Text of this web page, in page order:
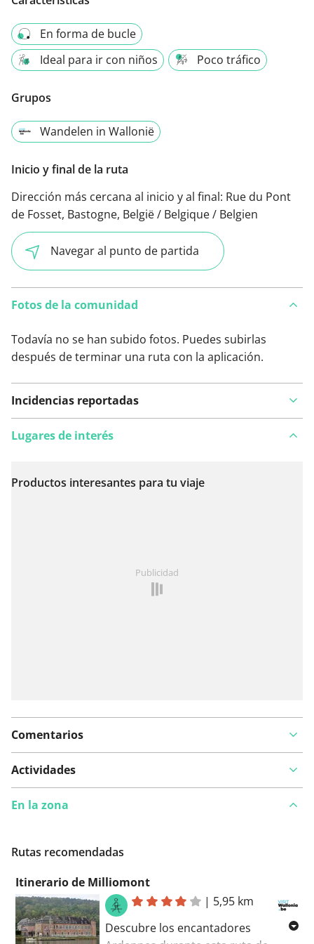
En forma de bucle
Ideal para ir con niños
Poco tráfico
Grupos
Wandelen in Wallonië
Inicio y final de la ruta
Dirección más cercana al inicio y al final: Rue du Pont
de Fosset, Bastogne, België / Belgique / Belgien
Navegar al punto de partida
Fotos de la comunidad
Todavía no se han subido fotos. Puedes subirlas
después de terminar una ruta con la aplicación.
Incidencias reportadas
Ver en el mapa
Lugares de interés
Productos interesantes para tu viaje
Publicidad
Comentarios
Actividades
En la zona
Rutas recomendadas
Itinerario de Milliomont
| 5,95 km
Descubre los encantadores